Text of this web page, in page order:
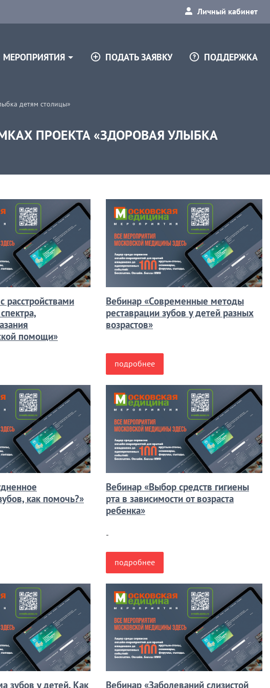
Личный кабинет
МЕРОПРИЯТИЯ ПОДАТЬ ЗАЯВКУ ПОДДЕРЖКА
детям столицы»
ПРОЕКТА «ЗДОРОВАЯ УЛЫБКА
расстройствами
помощи»
Вебинар «Современные методы
реставрации зубов у детей разных
возрастов»
подробнее
как помочь?»
Вебинар «Выбор средств гигиены
рта в зависимости от возраста
ребенка»
-
подробнее
зубов у детей. Как Вебинар «Заболеваний слизистой